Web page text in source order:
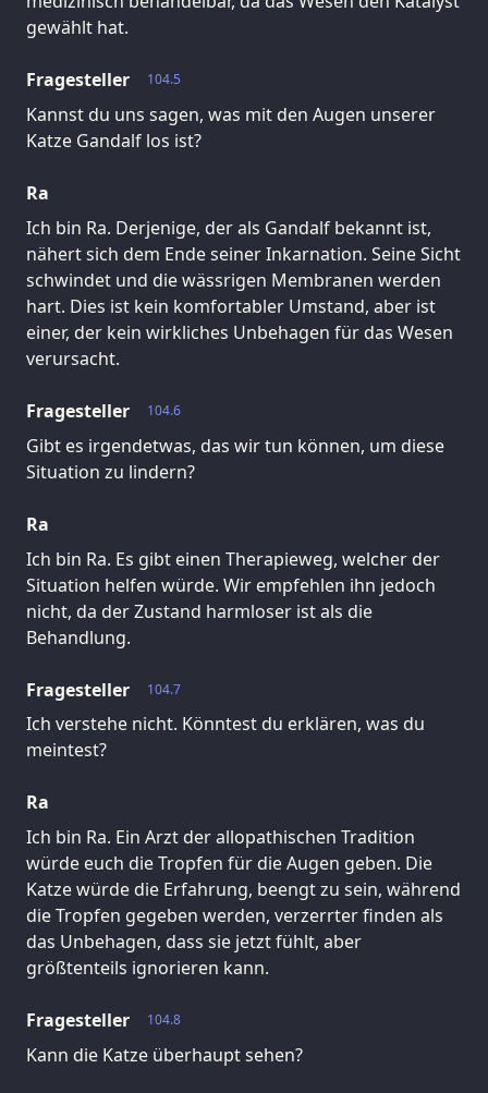
gewählt hat.
104.5
Fragesteller
Kannst du uns sagen, was mit den Augen unserer
Katze Gandalf los ist?
Ra
Ich bin Ra. Derjenige, der als Gandalf bekannt ist,
nähert sich dem Ende seiner Inkarnation. Seine Sicht
schwindet und die wässrigen Membranen werden
hart. Dies ist kein komfortabler Umstand, aber ist
einer, der kein wirkliches Unbehagen für das Wesen
verursacht.
104.6
Fragesteller
Gibt es irgendetwas, das wir tun können, um diese
Situation zu lindern?
Ra
Ich bin Ra. Es gibt einen Therapieweg, welcher der
Situation helfen würde. Wir empfehlen ihn jedoch
nicht, da der Zustand harmloser ist als die
Behandlung.
104.7
Fragesteller
Ich verstehe nicht. Könntest du erklären, was du
meintest?
Ra
Ich bin Ra. Ein Arzt der allopathischen Tradition
würde euch die Tropfen für die Augen geben. Die
Katze würde die Erfahrung, beengt zu sein, während
die Tropfen gegeben werden, verzerrter finden als
das Unbehagen, dass sie jetzt fühlt, aber
größtenteils ignorieren kann.
104.8
Fragesteller
Kann die Katze überhaupt sehen?